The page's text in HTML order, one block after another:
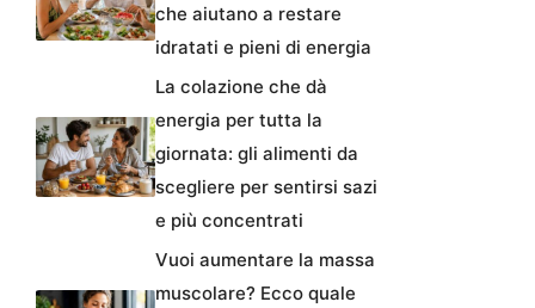
che aiutano a restare
idratati e pieni di energia
La colazione che dà
energia per tutta la
giornata: gli alimenti da
scegliere per sentirsi sazi
e più concentrati
Vuoi aumentare la massa
muscolare? Ecco quale